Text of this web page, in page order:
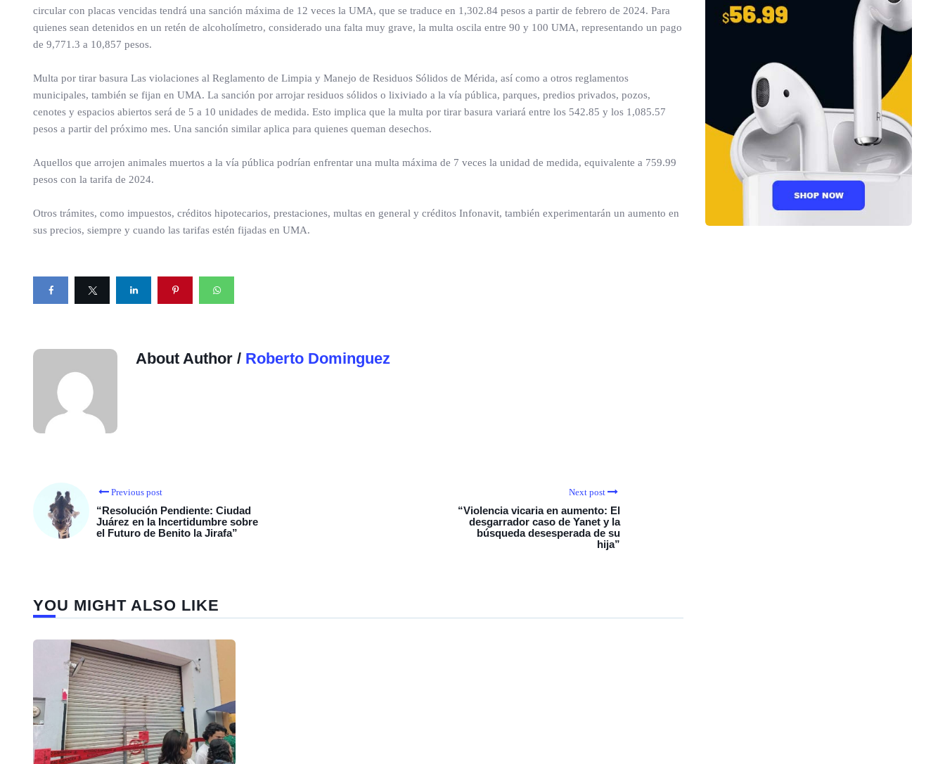
circular con placas vencidas tendrá una sanción máxima de 12 veces la UMA, que se traduce en 1,302.84 pesos a partir de febrero de 2024. Para
quienes sean detenidos en un retén de alcoholímetro, considerado una falta muy grave, la multa oscila entre 90 y 100 UMA, representando un pago
de 9,771.3 a 10,857 pesos.
Multa por tirar basura Las violaciones al Reglamento de Limpia y Manejo de Residuos Sólidos de Mérida, así como a otros reglamentos
municipales, también se fijan en UMA. La sanción por arrojar residuos sólidos o lixiviado a la vía pública, parques, predios privados, pozos,
cenotes y espacios abiertos será de 5 a 10 unidades de medida. Esto implica que la multa por tirar basura variará entre los 542.85 y los 1,085.57
pesos a partir del próximo mes. Una sanción similar aplica para quienes queman desechos.
Aquellos que arrojen animales muertos a la vía pública podrían enfrentar una multa máxima de 7 veces la unidad de medida, equivalente a 759.99
pesos con la tarifa de 2024.
Otros trámites, como impuestos, créditos hipotecarios, prestaciones, multas en general y créditos Infonavit, también experimentarán un aumento en
sus precios, siempre y cuando las tarifas estén fijadas en UMA.
About Author / Roberto Dominguez
Previous post
“Resolución Pendiente: Ciudad
Juárez en la Incertidumbre sobre
el Futuro de Benito la Jirafa”
Next post
“Violencia vicaria en aumento: El
desgarrador caso de Yanet y la
búsqueda desesperada de su
hija”
YOU MIGHT ALSO LIKE